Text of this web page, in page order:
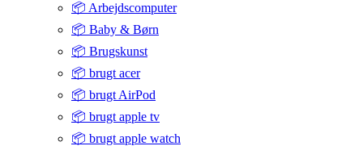
📦 Arbejdscomputer
📦 Baby & Børn
📦 Brugskunst
📦 brugt acer
📦 brugt AirPod
📦 brugt apple tv
📦 brugt apple watch